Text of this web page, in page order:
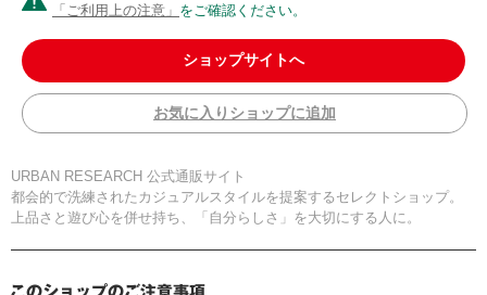
「ご利用上の注意」 をご確認ください。
ショップサイトへ
お気に入りショップに追加
URBAN RESEARCH 公式通販サイト
都会的で洗練されたカジュアルスタイルを提案するセレクトショップ。
上品さと遊び心を併せ持ち、「自分らしさ」を大切にする人に。